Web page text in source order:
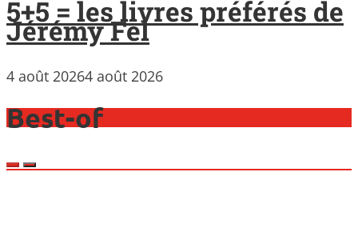
5+5 = les livres préférés de
Jérémy Fel
4 août 20264 août 2026
Best-of